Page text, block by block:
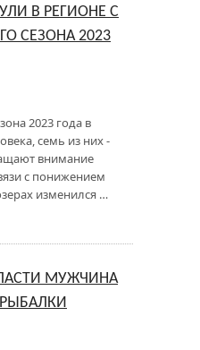
В РЕГИОНЕ С
СЕЗОНА 2023
2023 года в
семь из них -
внимание
с понижением
изменился …
МУЖЧИНА